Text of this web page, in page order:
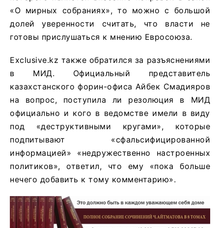
«О мирных собраниях», то можно с большой
долей уверенности считать, что власти не
готовы прислушаться к мнению Евросоюза.
Exclusive.kz также обратился за разъяснениями
в МИД. Официальный представитель
казахстанского форин-офиса Айбек Смадияров
на вопрос, поступила ли резолюция в МИД
официально и кого в ведомстве имели в виду
под «деструктивными кругами», которые
подпитывают «сфальсифицированной
информацией» «недружественно настроенных
политиков», ответил, что ему «пока больше
нечего добавить к тому комментарию».